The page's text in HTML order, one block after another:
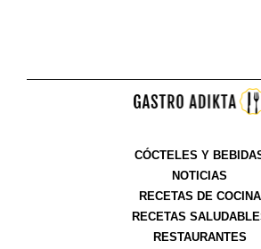
CÓCTELES Y
NOTICIAS
RECETAS DE COCINA
RECETAS
RESTAURANTES